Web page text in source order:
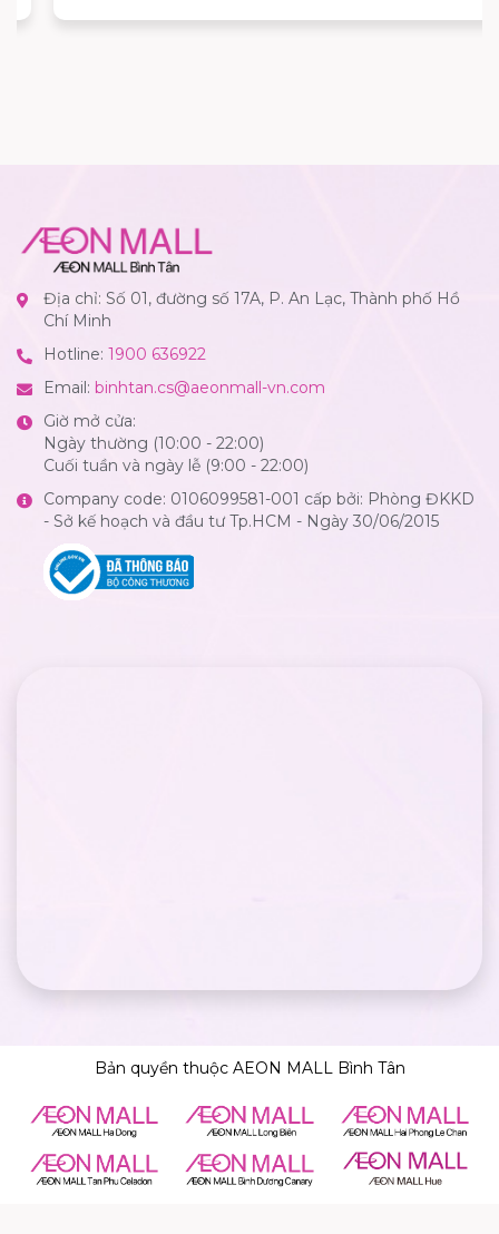
Địa chỉ: Số 01, đường số 17A, P. An Lạc, Thành phố Hồ
Chí Minh
Hotline: 1900 636922
Email: binhtan.cs@aeonmall-vn.com
Giờ mở cửa:
Ngày thường (10:00 - 22:00)
Cuối tuần và ngày lễ (9:00 - 22:00)
Company code: 0106099581-001 cấp bởi: Phòng ĐKKD
- Sở kế hoạch và đầu tư Tp.HCM - Ngày 30/06/2015
Bản quyền thuộc AEON MALL Bình Tân